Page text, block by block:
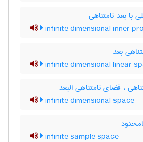
بعد نامتناهی
infinite dimensional inner
بعد
infinite dimensional linear
، فضای نامتناهی البعد
infinite dimensional space
infinite sample space